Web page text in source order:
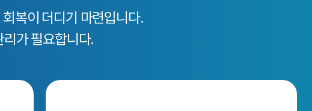
복이 더디기 마련입니다.
가 필요합니다.